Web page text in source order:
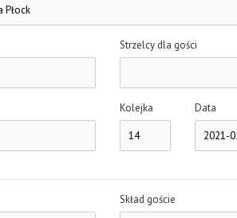
Strzelcy dla gości
Kolejka Data
Skład goście